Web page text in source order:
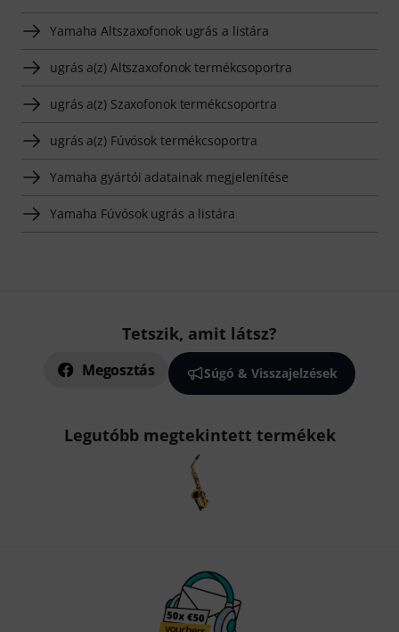
Yamaha Altszaxofonok ugrás a listára
ugrás a(z) Altszaxofonok termékcsoportra
ugrás a(z) Szaxofonok termékcsoportra
ugrás a(z) Fúvósok termékcsoportra
Yamaha gyártói adatainak megjelenítése
Yamaha Fúvósok ugrás a listára
Tetszik, amit látsz?
Megosztás Súgó & Visszajelzések
Legutóbb megtekintett termékek